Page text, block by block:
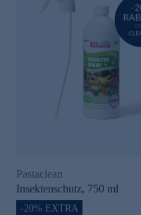
Pastaclean
Insektenschutz, 750 ml
-20% EXTRA